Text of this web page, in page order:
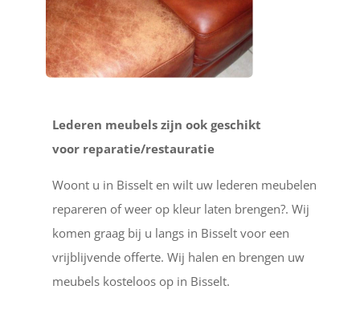
Lederen meubels zijn ook geschikt
voor reparatie/restauratie
Woont u in Bisselt en wilt uw lederen meubelen
repareren of weer op kleur laten brengen?. Wij
komen graag bij u langs in Bisselt voor een
vrijblijvende offerte. Wij halen en brengen uw
meubels kosteloos op in Bisselt.